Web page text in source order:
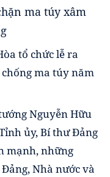
ma túy xâm
tổ chức lễ ra
ma túy năm
Nguyễn Hữu
ủy, Bí thư Đảng
mạnh, những
Nhà nước và